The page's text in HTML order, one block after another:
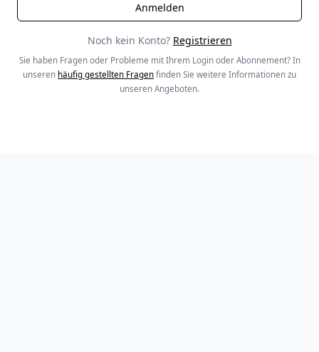
Noch kein Konto? Registrieren
Sie haben Fragen oder Probleme mit Ihrem Login oder Abonnement? In
unseren häufig gestellten Fragen finden Sie weitere Informationen zu
unseren Angeboten.